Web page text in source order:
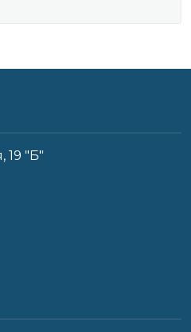
19 "Б"